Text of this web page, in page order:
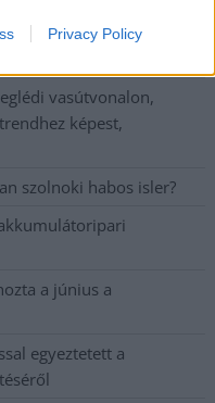
Privacy Policy
átlagost is meghaladó
vasútvonalon,
képest,
szolnoki habos isler?
a június a
egyeztetett a